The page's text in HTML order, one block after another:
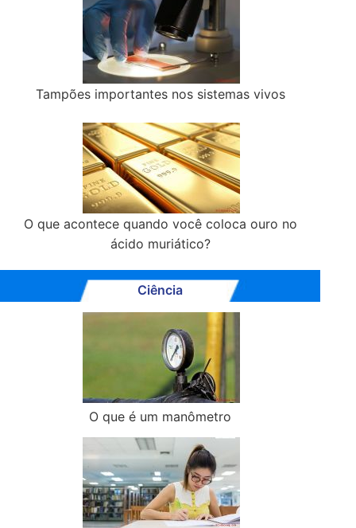
Tampões importantes nos sistemas vivos
O que acontece quando você coloca ouro no
ácido muriático?
Ciência
O que é um manômetro